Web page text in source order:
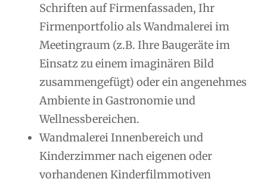
Schriften auf Firmenfassaden, Ihr
Firmenportfolio als Wandmalerei im
Meetingraum (z.B. Ihre Baugeräte im
Einsatz zu einem imaginären Bild
zusammengefügt) oder ein angenehmes
Ambiente in Gastronomie und
Wellnessbereichen.
Wandmalerei Innenbereich und
Kinderzimmer nach eigenen oder
vorhandenen Kinderfilmmotiven